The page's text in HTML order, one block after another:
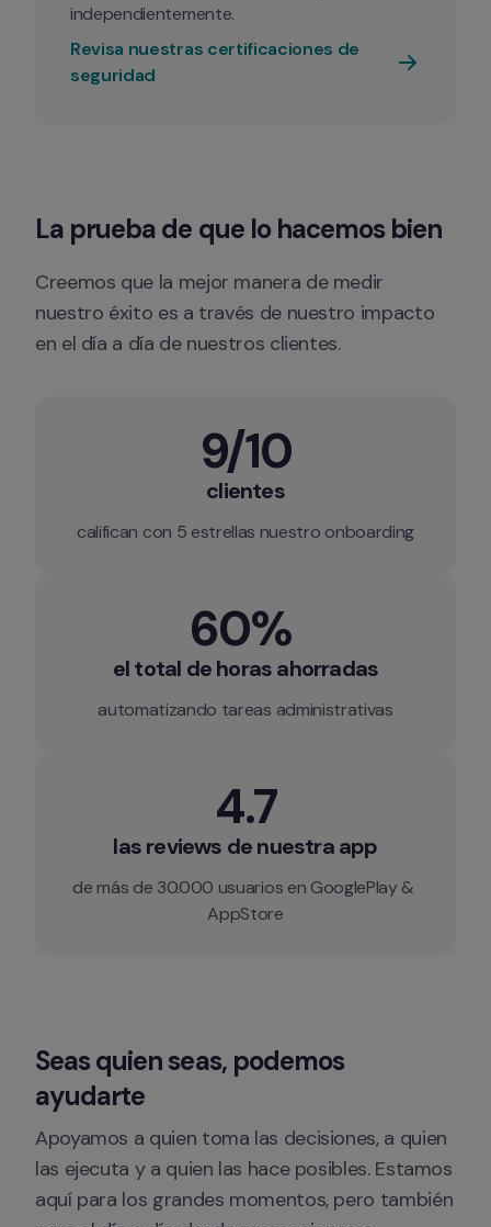
independientemente.
Revisa nuestras certificaciones de
seguridad
La prueba de que lo hacemos bien
Creemos que la mejor manera de medir
nuestro éxito es a través de nuestro impacto
en el día a día de nuestros clientes.
9/10
clientes
califican con 5 estrellas nuestro onboarding
60%
el total de horas ahorradas
automatizando tareas administrativas
4.7
las reviews de nuestra app
de más de 30.000 usuarios en GooglePlay &
AppStore
Seas quien seas, podemos
ayudarte
Apoyamos a quien toma las decisiones, a quien
las ejecuta y a quien las hace posibles. Estamos
aquí para los grandes momentos, pero también